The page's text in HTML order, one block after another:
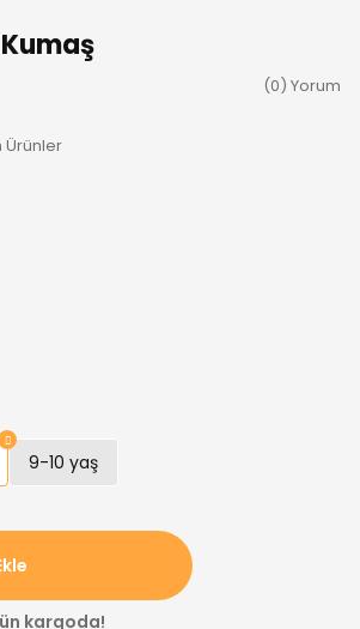
Kumaş
(0) Yorum
Ürünler
9-10 yaş
kargoda!